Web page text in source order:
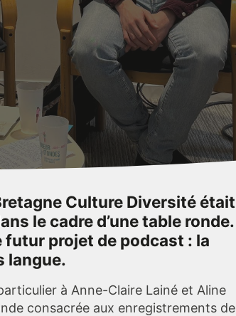
Culture Diversité était
le cadre d’une table ronde.
futur projet de podcast : la
langue.
à Anne-Claire Lainé et Aline
consacrée aux enregistrements de